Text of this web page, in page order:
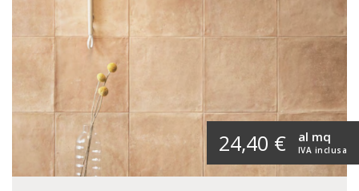
24,40 € IVA inclusa
al mq